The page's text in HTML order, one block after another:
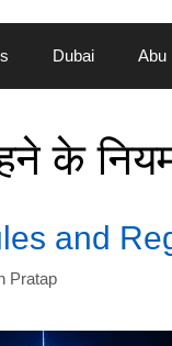
Dubai Abu
के
and
Pratap